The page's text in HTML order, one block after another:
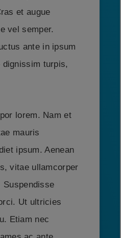
et augue
vel semper.
ante in ipsum
turpis,
lorem. Nam et
mauris
ipsum. Aenean
vitae ullamcorper
Ut ultricies
Etiam nec